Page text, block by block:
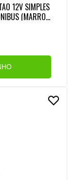
12V SIMPLES
(MARRO